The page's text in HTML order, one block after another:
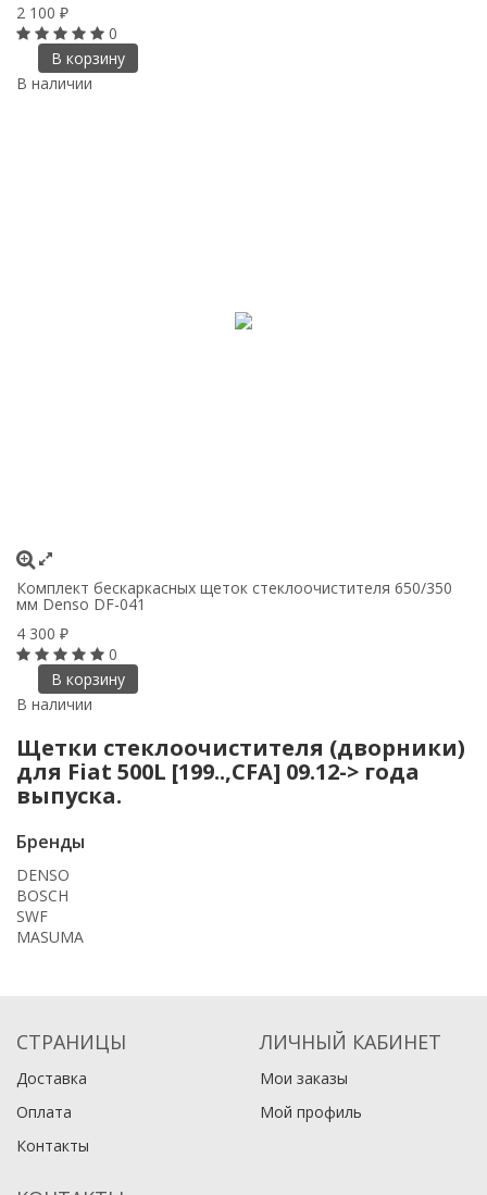
2 100 ₽
0
В корзину
В наличии
Комплект бескаркасных щеток стеклоочистителя 650/350
мм Denso DF-041
4 300 ₽
0
В корзину
В наличии
Щетки стеклоочистителя (дворники)
для Fiat 500L [199..,CFA] 09.12-> года
выпуска.
Бренды
DENSO
BOSCH
SWF
MASUMA
СТРАНИЦЫ
Доставка
Оплата
Контакты
ЛИЧНЫЙ КАБИНЕТ
Мои заказы
Мой профиль